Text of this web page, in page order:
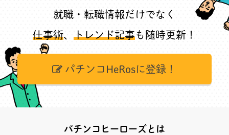
就職・転職情報だけでなく
仕事術、 トレンド記事も随時更新！
パチンコHeRosに登録！
パチンコヒーローズとは